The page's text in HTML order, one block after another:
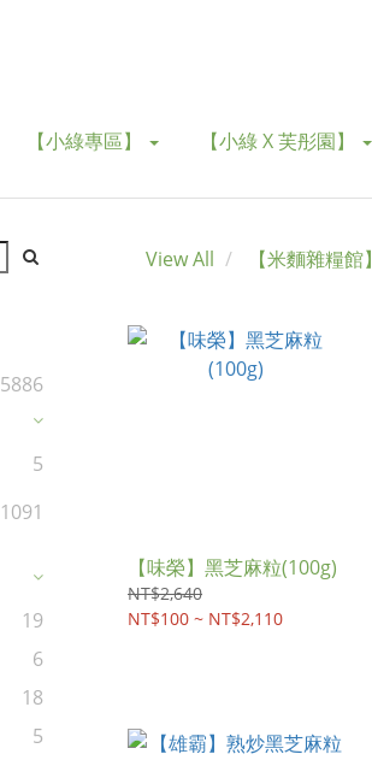
【小綠專區】 【小綠 X 芙彤園】
5886
5
1091
19
6
18
5
View All 【米麵雜糧館】
【味榮】黑芝麻粒(100g)
NT$2,640
NT$100 ~ NT$2,110